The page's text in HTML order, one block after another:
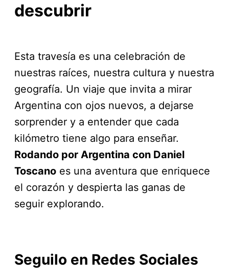
descubrir
Esta travesía es una celebración de
nuestras raíces, nuestra cultura y nuestra
geografía. Un viaje que invita a mirar
Argentina con ojos nuevos, a dejarse
sorprender y a entender que cada
kilómetro tiene algo para enseñar.
Rodando por Argentina con Daniel
Toscanoes una aventura que enriquece
el corazón y despierta las ganas de
seguir explorando.
Seguilo en Redes Sociales